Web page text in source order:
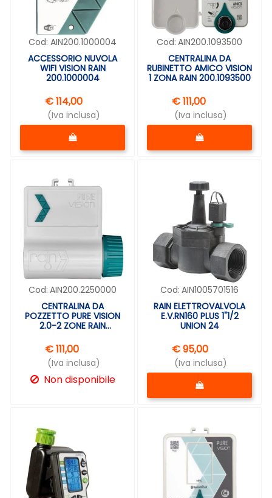
Cod: AIN200.1000004
ACCESSORIO NUVOLA
WIFI VISION RAIN
200.1000004
€ 114,00
(Iva inclusa)
Quantità
Cod: AIN200.1093500
CENTRALINA DA
RUBINETTO AMICO VISION
1 ZONA RAIN 200.1093500
€ 111,00
(Iva inclusa)
Quantità
Cod: AIN200.2250000
CENTRALINA DA
POZZETTO PURE VISION
2.0-2 ZONE RAIN
€ 111,00
(Iva inclusa)
Non disponibile
Cod: AIN1005701516
RAIN ELETTROVALVOLA
E.V.RN160 PLUS 1"1/2
UNION 24
€ 95,00
(Iva inclusa)
Quantità